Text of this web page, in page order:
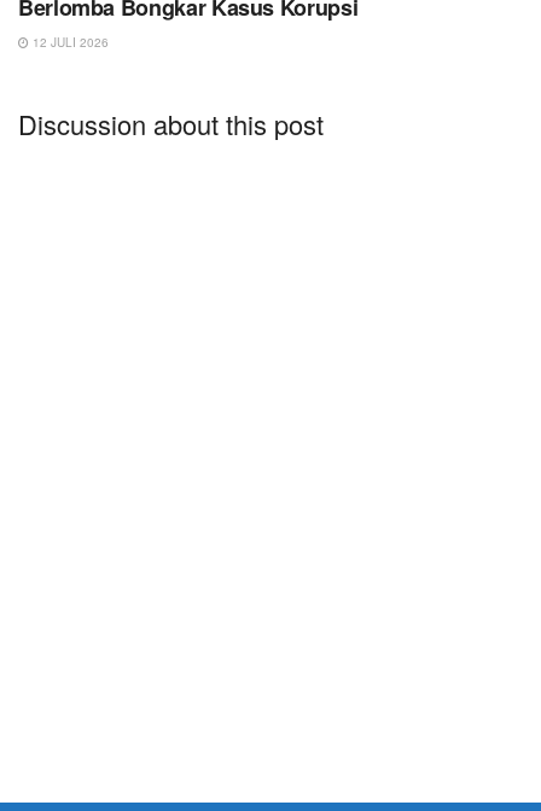
Berlomba Bongkar Kasus Korupsi
12 JULI 2026
Discussion about this post